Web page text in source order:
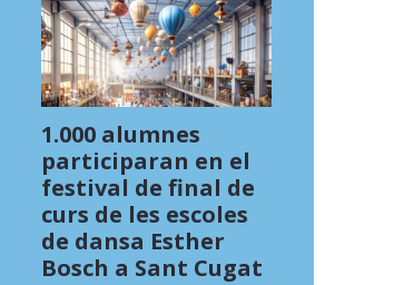
1.000 alumnes
participaran en el
festival de final de
curs de les escoles
de dansa Esther
Bosch a Sant Cugat